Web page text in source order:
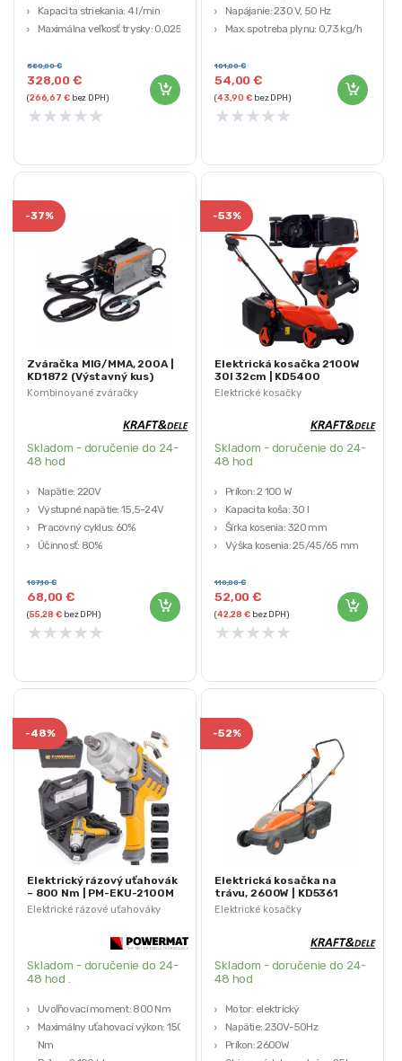
Kapacita striekania: 4 l/min
Maximálna veľkosť trysky: 0,025”
Typ motora: bezkartáčový
Využite príležitosť a získajte kvalitné
produkty za výhodnú cenu! Naše
výstavné kusy sú pripravené na
sa ich pôvodne balenie nahradilo.
328,00€
580,00€
(266,67 €bez DPH)
★★★★★
Napájanie: 230 V, 50 Hz
Max. spotreba plynu: 0,73 kg/h
Využite príležitosť a získajte kvalitné
produkty za výhodnú cenu! Naše
výstavné kusy sú pripravené na
okamžité použitie. Pre zabezpečenie
54,00€
101,00€
(43,90€bez DPH)
★★★★★
Kombinované zváračky
MIG/MAG, TIG a MMA
-37%
Zváračka MIG/MMA, 200A |
KD1872 (Výstavný kus)
Skladom - doručenie do 24-
48 hod
Napätie: 220V
Výstupné napätie: 15,5-24V
Pracovný cyklus: 60%
Účinnosť: 80%
Využite príležitosť a získajte kvalitné
produkty za výhodnú cenu! Naše
výstavné kusy sú pripravené na
okamžité použitie. Pre zabezpečenie
68,00€
107,10€
(55,28€bez DPH)
★★★★★
Elektrické kosačky
-53%
Elektrická kosačka 2100W
30l 32cm | KD5400
(Výstavný kus)
Skladom - doručenie do 24-
48 hod
Príkon: 2 100 W
Kapacita koša: 30 l
Šírka kosenia: 320 mm
Výška kosenia: 25/45/65 mm
Využite príležitosť a získajte kvalitné
produkty za výhodnú cenu! Naše
výstavné kusy sú pripravené na
okamžité použitie. Pre zabezpečenie
52,00€
110,00€
(42,28€bez DPH)
★★★★★
Elektrické rázové uťahováky
-48%
Elektrický rázový uťahovák
– 800 Nm | PM-EKU-2100M
(Výstavný kus)
Skladom - doručenie do 24-
48 hod .
Uvoľňovací moment: 800 Nm
Maximálny uťahovací výkon: 150
Nm
Elektrické kosačky
-52%
Elektrická kosačka na
trávu, 2600W | KD5361
(Výstavný kus)
Skladom - doručenie do 24-
48 hod
Motor: elektrický
Napätie: 230V-50Hz
Príkon: 2600W